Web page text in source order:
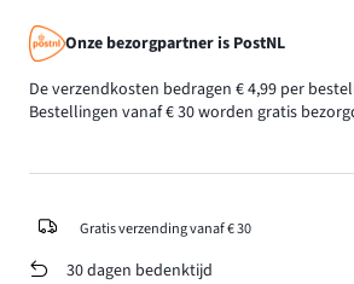
Onze bezorgpartner is PostNL
De verzendkosten bedragen € 4,99 per
Bestellingen vanaf € 30 worden gratis
Gratis verzending vanaf € 30
30 dagen bedenktijd